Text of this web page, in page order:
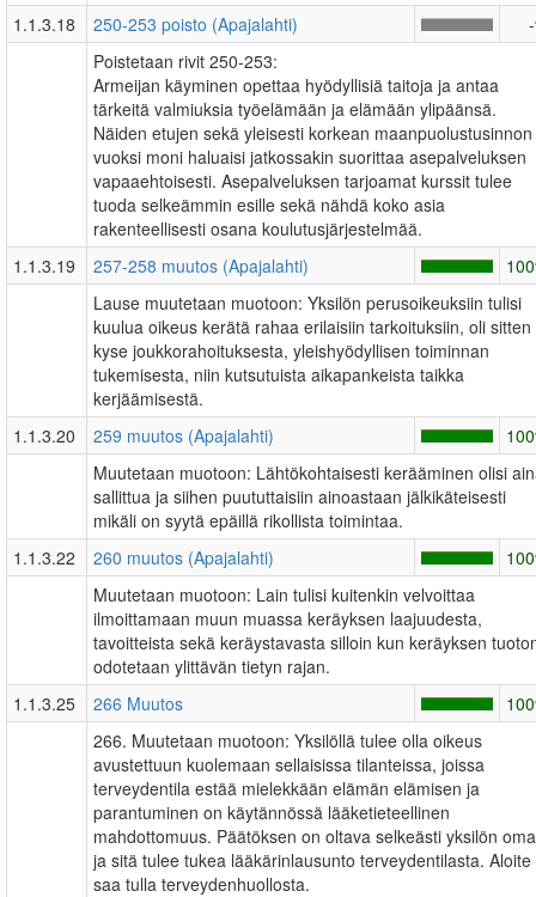
1.1.3.18
250-253 poisto (Apajalahti)
Poistetaan rivit 250-253:
Armeijan käyminen opettaa hyödyllisiä taitoja ja antaa
tärkeitä valmiuksia työelämään ja elämään ylipäänsä.
Näiden etujen sekä yleisesti korkean maanpuolustusinnon
vuoksi moni haluaisi jatkossakin suorittaa asepalveluksen
vapaaehtoisesti. Asepalveluksen tarjoamat kurssit tulee
tuoda selkeämmin esille sekä nähdä koko asia
rakenteellisesti osana koulutusjärjestelmää.
1.1.3.19
257-258 muutos (Apajalahti)
Lause muutetaan muotoon: Yksilön perusoikeuksiin tulisi
kuulua oikeus kerätä rahaa erilaisiin tarkoituksiin, oli sitten
kyse joukkorahoituksesta, yleishyödyllisen toiminnan
tukemisesta, niin kutsutuista aikapankeista taikka
kerjäämisestä.
1.1.3.20
259 muutos (Apajalahti)
Muutetaan muotoon: Lähtökohtaisesti kerääminen olisi
sallittua ja siihen puututtaisiin ainoastaan jälkikäteisesti
mikäli on syytä epäillä rikollista toimintaa.
1.1.3.22
260 muutos (Apajalahti)
Muutetaan muotoon: Lain tulisi kuitenkin velvoittaa
ilmoittamaan muun muassa keräyksen laajuudesta,
tavoitteista sekä keräystavasta silloin kun keräyksen
odotetaan ylittävän tietyn rajan.
1.1.3.25
266 Muutos
266. Muutetaan muotoon: Yksilöllä tulee olla oikeus
avustettuun kuolemaan sellaisissa tilanteissa, joissa
terveydentila estää mielekkään elämän elämisen ja
parantuminen on käytännössä lääketieteellinen
mahdottomuus. Päätöksen on oltava selkeästi yksilön
ja sitä tulee tukea lääkärinlausunto terveydentilasta. Aloite
saa tulla terveydenhuollosta.